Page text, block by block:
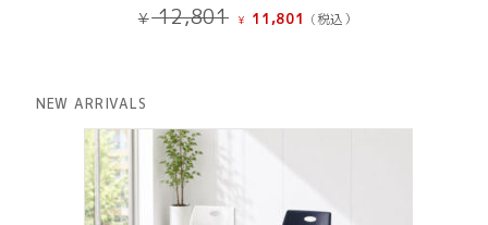
¥12,801 元
¥ 11,801 現
(税込）
NEW ARRIVALS